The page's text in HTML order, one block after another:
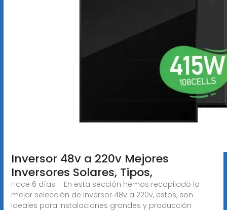
Inversor 48v a 220v Mejores
Inversores Solares, Tipos,
Hace 6 días · En esta sección hemos recopilado la
mejor selección de inversor 48v a 220v, estos, son
ideales para instalaciones grandes y producción